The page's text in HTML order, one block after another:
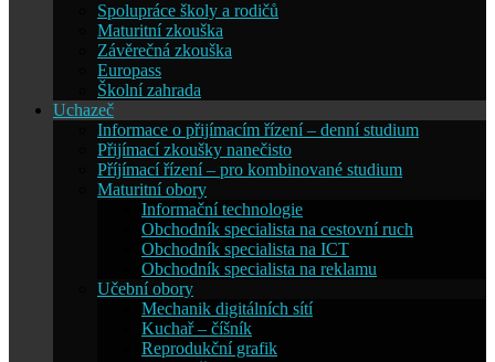
Spolupráce školy a rodičů
Maturitní zkouška
Závěrečná zkouška
Europass
Školní zahrada
Uchazeč
Informace o přijímacím řízení – denní studium
Přijímací zkoušky nanečisto
Příjímací řízení – pro kombinované studium
Maturitní obory
Informační technologie
Obchodník specialista na cestovní ruch
Obchodník specialista na ICT
Obchodník specialista na reklamu
Učební obory
Mechanik digitálních sítí
Kuchař – číšník
Reprodukční grafik